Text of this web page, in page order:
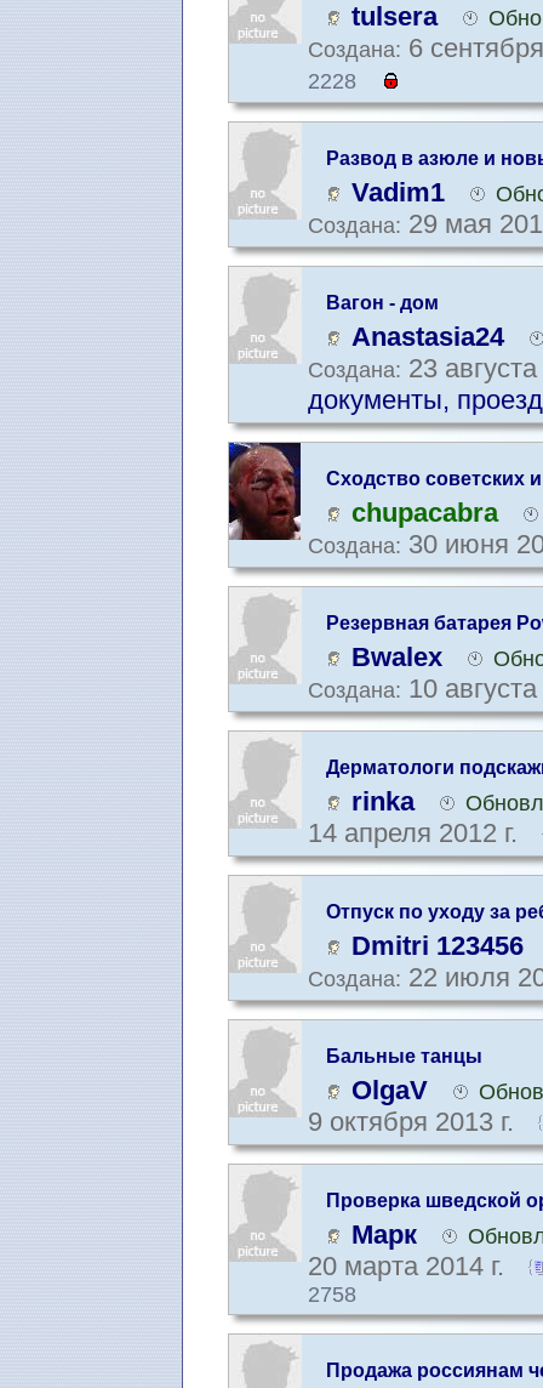
tulsera
Создана: 6
2228
Развод в азюле и
Vadim1
Создана: 29 мая
Вагон - дом
Anastasia24
Создана: 23
документы,
Cходство советских
информации
chupacabra
Создана: 30 июня
Резервная батарея
Bwalex
Создана: 10
Дерматологи
rinka
14 апреля 2012 г.
Oтпуск по уходу за
Dmitri 123456
Создана: 22 июля
Бальные танцы
OlgaV
9 октября 2013 г.
Проверка шведской
грамматики онлайн
Марк
20 марта 2014 г.
2758
Продажа россиянам